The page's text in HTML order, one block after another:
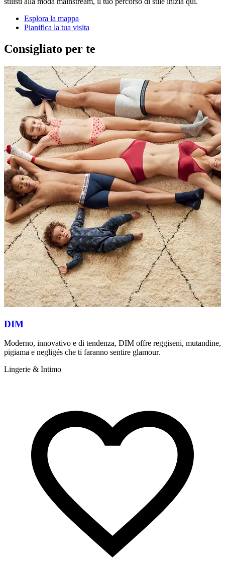
Esplora la mappa
Pianifica la tua visita
Consigliato per te
DIM
Moderno, innovativo e di tendenza, DIM offre reggiseni, mutandine,
pigiama e negligés che ti faranno sentire glamour.
Lingerie & Intimo